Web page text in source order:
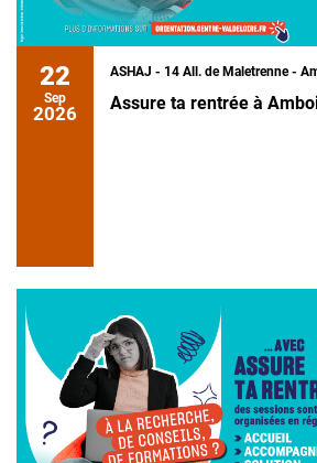
22
Sep
2026
ASHAJ - 14 All. de Maletrenne -
Assure ta rentrée à